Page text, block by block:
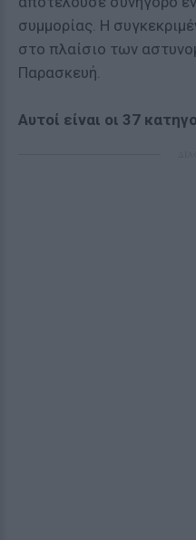
συμμορίας. Η
στο πλαίσιο των
Παρασκευή.
Αυτοί είναι οι 37